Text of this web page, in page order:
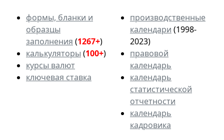
формы, бланки и
образцы
заполнения (1267+)
калькуляторы (100+)
курсы валют
ключевая ставка
производственные
календари (1998-
2023)
правовой
календарь
календарь
статистической
отчетности
календарь
кадровика